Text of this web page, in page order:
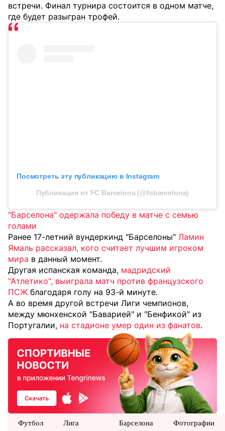
встречи. Финал турнира состоится в одном матче,
где будет разыгран трофей.
Посмотреть эту публикацию в Instagram
Публикация от FC Barcelona (@fcbarcelona)
"Барселона" одержала победу в матче с семью
голами
Ранее 17-летний вундеркинд "Барселоны" Ламин
Ямаль рассказал, кого считает лучшим игроком
мира в данный момент.
Другая испанская команда, мадридский
"Атлетико", выиграла матч против французского
ПСЖ благодаря голу на 93-й минуте.
А во время другой встречи Лиги чемпионов,
между мюнхенской "Баварией" и "Бенфикой" из
Португалии, на стадионе умер один из фанатов.
Футбол
Лига
Барселона Фотографии